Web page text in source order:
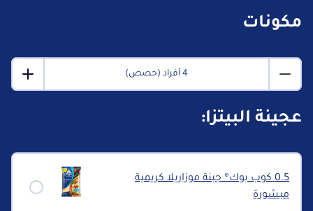
مكونات
4 أفراد (حصص)
عجينة البيتزا:
0.5 كوب بوك® جبنة موزاريلا كريمية
مبشورة